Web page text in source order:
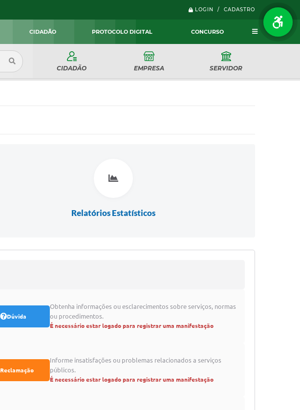
LOGIN / CADASTRO
CIDADÃO PROTOCOLO DIGITAL CONCURSO
CIDADÃO EMPRESA SERVIDOR
Relatórios Estatísticos
Dúvida
Obtenha informações ou esclarecimentos sobre serviços, normas
ou procedimentos.
É necessário estar logado para registrar uma manifestação
Reclamação
Informe insatisfações ou problemas relacionados a serviços
públicos.
É necessário estar logado para registrar uma manifestação